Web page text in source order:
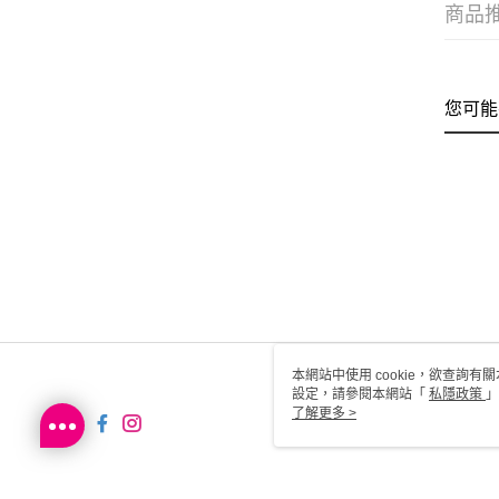
商品
您可
本網站中使用 cookie，欲查詢有
設定，請參閱本網站「 私隱政策
用 cookie。
了解更多 >